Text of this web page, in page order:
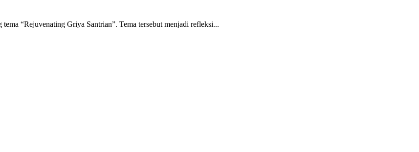
“Rejuvenating Griya Santrian”. Tema tersebut menjadi refleksi...